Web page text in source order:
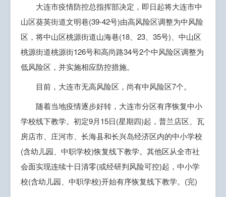
大连市疫情防控总指挥部决定，即日起将大连市中
山区葵英街道文明巷(39-42号)由高风险区调整为中风险
区，将中山区桃源街道山海巷(18、23、35号)、中山区
桃源街道桃源街126号和高尚路34号2个中风险区调整为
低风险区，并实施相应防控措施。
目前，大连市无高风险区，尚有中风险区7个。
随着当地疫情逐步好转，大连市分区有序恢复中小
学校线下教学。初定9月15日(星期四)起，普兰店区、瓦
房店市、庄河市、长海县和长兴岛经济区内的中小学校
(含幼儿园、中职学校)恢复线下教学。其他区从全市社
会面实现连续十日清零(或经研判风险可控)起，中小学
校(含幼儿园、中职学校)开始有序恢复线下教学。(完)